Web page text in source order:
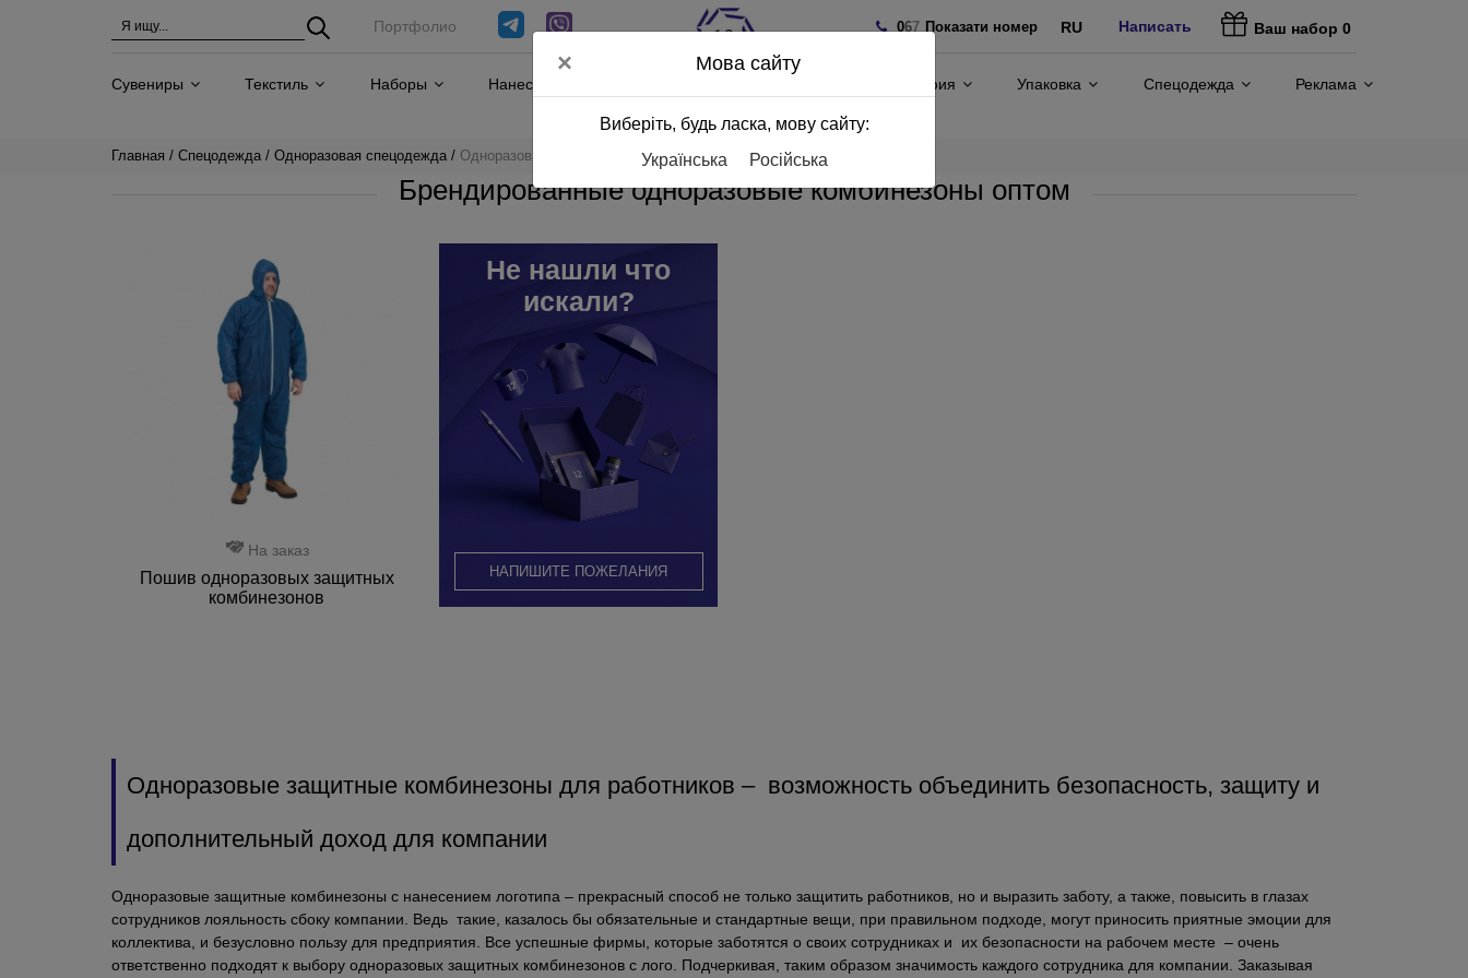
Портфолио 067 Показати номер RU Написать Ваш набор 0
Сувениры Текстиль Наборы Нанесение Полиграфия Упаковка Спецодежда Реклама
Главная Спецодежда Одноразовая спецодежда Одноразовые защитные комбинезоны
Брендированные одноразовые комбинезоны оптом
× Мова сайту
Виберіть, будь ласка, мову сайту:
Українська
Російська
На заказ
Пошив одноразовых защитных
комбинезонов
Не нашли что
искали?
НАПИШИТЕ ПОЖЕЛАНИЯ
Одноразовые защитные комбинезоны для работников – возможность объединить безопасность, защиту и
дополнительный доход для компании
Одноразовые защитные комбинезоны с нанесением логотипа – прекрасный способ не только защитить работников, но и выразить заботу, а также, повысить в глазах
сотрудников лояльность сбоку компании. Ведь такие, казалось бы обязательные и стандартные вещи, при правильном подходе, могут приносить приятные эмоции для
коллектива, и безусловно пользу для предприятия. Все успешные фирмы, которые заботятся о своих сотрудниках и их безопасности на рабочем месте – очень
ответственно подходят к выбору одноразовых защитных комбинезонов с лого. Подчеркивая, таким образом значимость каждого сотрудника для компании. Заказывая